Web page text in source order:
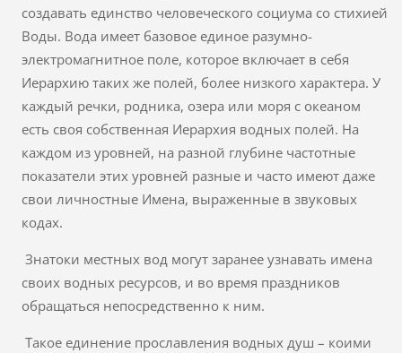
создавать единство человеческого социума со стихией
Воды. Вода имеет базовое единое разумно-
электромагнитное поле, которое включает в себя
Иерархию таких же полей, более низкого характера. У
каждый речки, родника, озера или моря с океаном
есть своя собственная Иерархия водных полей. На
каждом из уровней, на разной глубине частотные
показатели этих уровней разные и часто имеют даже
свои личностные Имена, выраженные в звуковых
кодах.
Знатоки местных вод могут заранее узнавать имена
своих водных ресурсов, и во время праздников
обращаться непосредственно к ним.
Такое единение прославления водных душ – коими